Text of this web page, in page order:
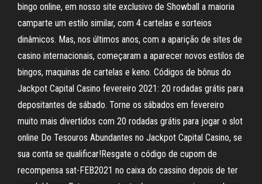
bingo online, em nosso site exclusivo de Showball a maioria
camparte um estilo similar, com 4 cartelas e sorteios
dinâmicos. Mas, nos últimos anos, com a aparição de sites de
casino internacionais, começaram a aparecer novos estilos de
bingos, maquinas de cartelas e keno. Códigos de bônus do
Jackpot Capital Casino fevereiro 2021: 20 rodadas grátis para
depositantes de sábado. Torne os sábados em fevereiro
muito mais divertidos com 20 rodadas grátis para jogar o slot
online Do Tesouros Abundantes no Jackpot Capital Casino, se
sua conta se qualificar!Resgate o código de cupom de
recompensa sat-FEB2021 no caixa do cassino depois de ter